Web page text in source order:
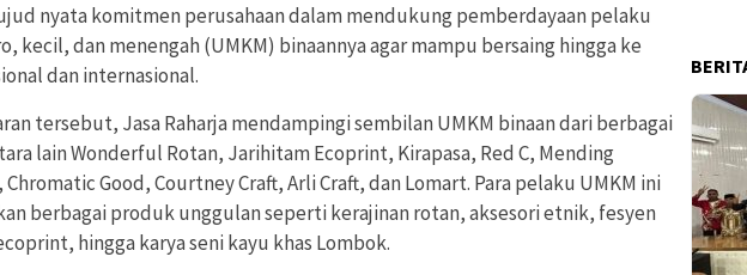
nyata komitmen perusahaan dalam mendukung pemberdayaan pelaku
kecil, dan menengah (UMKM) binaannya agar mampu bersaing hingga ke
dan internasional.
tersebut, Jasa Raharja mendampingi sembilan UMKM binaan dari berbagai
lain Wonderful Rotan, Jarihitam Ecoprint, Kirapasa, Red C, Mending
Good, Courtney Craft, Arli Craft, dan Lomart. Para pelaku UMKM ini
berbagai produk unggulan seperti kerajinan rotan, aksesori etnik, fesyen
hingga karya seni kayu khas Lombok.